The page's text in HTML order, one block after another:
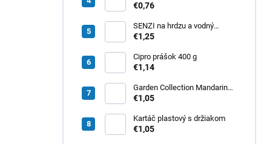
Milk&amp;Honey
€0,76
SENZI na hrdzu a vodný
kameň 450 g
€1,25
Cipro prášok 400 g
€1,14
Garden Collection Mandarin
osviežovač vzduchu 300ml
€1,05
Kartáč plastový s držiakom
€1,05